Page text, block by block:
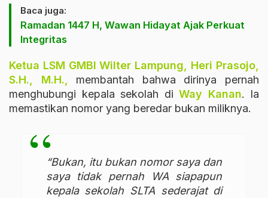
Baca juga:
Ramadan 1447 H, Wawan Hidayat Ajak Perkuat
Integritas
Ketua LSM GMBI Wilter Lampung, Heri Prasojo,
S.H., M.H.,
membantah bahwa dirinya pernah
menghubungi kepala sekolah di Way Kanan. Ia
memastikan nomor yang beredar bukan miliknya.
“Bukan, itu bukan nomor saya dan
saya tidak pernah WA siapapun
kepala sekolah SLTA sederajat di